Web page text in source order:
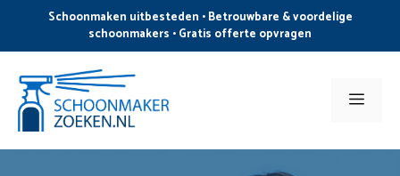
de
inhoud
Schoonmaken uitbesteden • Betrouwbare & voordelige
schoonmakers • Gratis offerte opvragen
Menu